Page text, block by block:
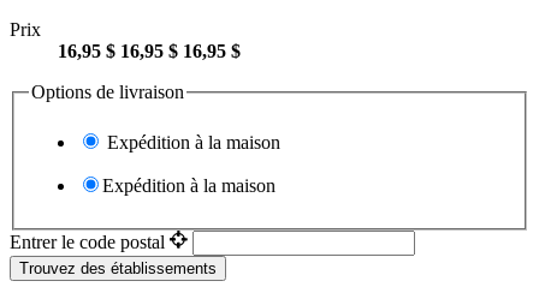
Prix
16,95 $ 16,95 $ 16,95 $
Options de livraison
Expédition à la maison
Expédition à la maison
Entrer le code postal
Trouvez des établissements